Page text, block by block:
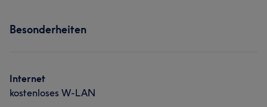
Besonderheiten
Internet
kostenloses W-LAN